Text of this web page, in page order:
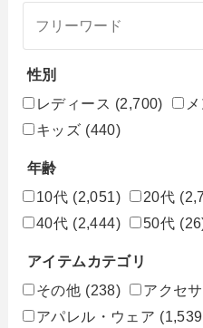
性別
レディース (2,700)
キッズ (440)
年齢
10代 (2,051) 20代
40代 (2,444) 50代
アイテムカテゴリ
その他 (238) アクセ
アパレル・ウェア